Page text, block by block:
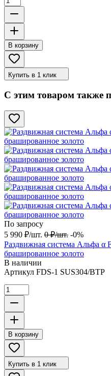
В корзину
Купить в 1 клик
С этим товаром также
По запросу
5 990 ₽/шт. 0 ₽/шт. -0%
Раздвижная система Альфа α
брашированное золото
В наличии
Артикул FDS-1 SUS304/BTP
В корзину
Купить в 1 клик